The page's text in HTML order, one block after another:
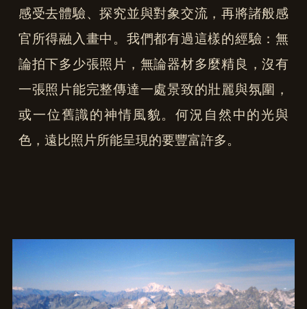
感受去體驗、探究並與對象交流，再將諸般感
官所得融入畫中。我們都有過這樣的經驗：無
論拍下多少張照片，無論器材多麼精良，沒有
一張照片能完整傳達一處景致的壯麗與氛圍，
或一位舊識的神情風貌。何況自然中的光與
色，遠比照片所能呈現的要豐富許多。